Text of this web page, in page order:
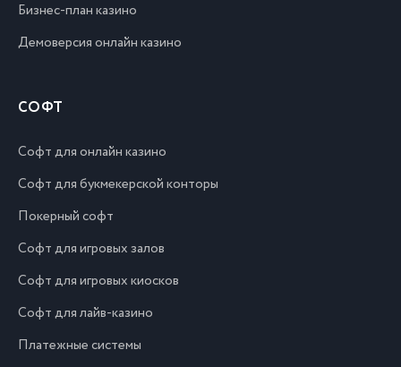
Бизнес-план казино
Демоверсия онлайн казино
СОФТ
Софт для онлайн казино
Софт для букмекерской конторы
Покерный софт
Софт для игровых залов
Софт для игровых киосков
Софт для лайв-казино
Платежные системы